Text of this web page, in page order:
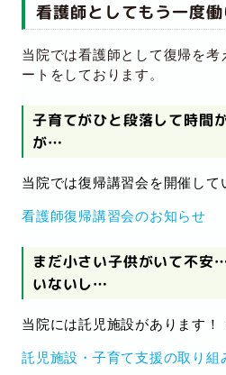
看護師としてもう一度
当院では看護師として復帰を
ートをしております。
子育てがひと段落して時間
が…
当院では復帰講習会を開催して
看護師復帰講習会のお知らせ
まだ小さい子供がいて不安
いないし…
当院には託児施設があります！
託児施設・子育て支援の取り組